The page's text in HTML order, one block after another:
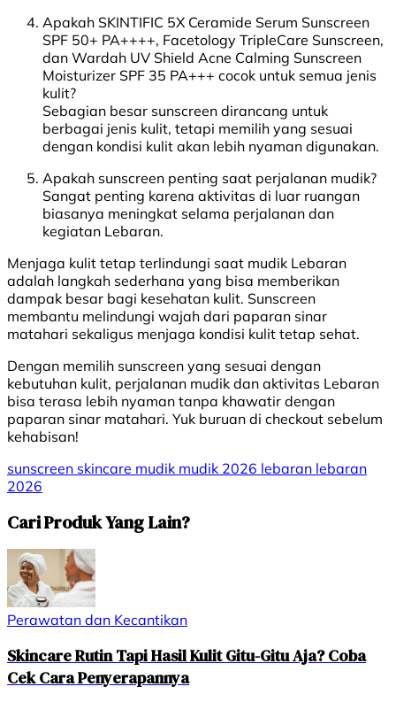
Apakah SKINTIFIC 5X Ceramide Serum Sunscreen
SPF 50+ PA++++, Facetology TripleCare Sunscreen,
dan Wardah UV Shield Acne Calming Sunscreen
Moisturizer SPF 35 PA+++ cocok untuk semua jenis
kulit?
Sebagian besar sunscreen dirancang untuk
berbagai jenis kulit, tetapi memilih yang sesuai
dengan kondisi kulit akan lebih nyaman digunakan.
Apakah sunscreen penting saat perjalanan mudik?
Sangat penting karena aktivitas di luar ruangan
biasanya meningkat selama perjalanan dan
kegiatan Lebaran.
Menjaga kulit tetap terlindungi saat mudik Lebaran
adalah langkah sederhana yang bisa memberikan
dampak besar bagi kesehatan kulit. Sunscreen
membantu melindungi wajah dari paparan sinar
matahari sekaligus menjaga kondisi kulit tetap sehat.
Dengan memilih sunscreen yang sesuai dengan
kebutuhan kulit, perjalanan mudik dan aktivitas Lebaran
bisa terasa lebih nyaman tanpa khawatir dengan
paparan sinar matahari. Yuk buruan di checkout sebelum
kehabisan!
sunscreen skincare mudik mudik 2026 lebaran lebaran
2026
Cari Produk Yang Lain?
Perawatan dan Kecantikan
Skincare Rutin Tapi Hasil Kulit Gitu-Gitu Aja? Coba
Cek Cara Penyerapannya